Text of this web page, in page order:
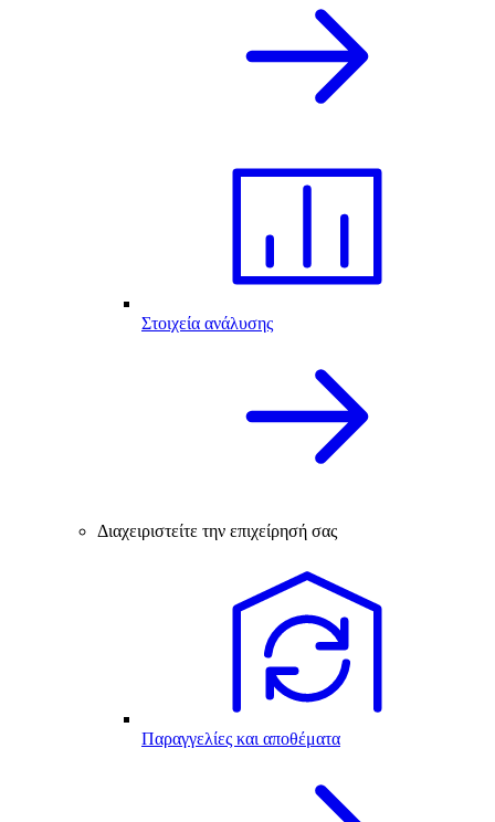
Στοιχεία ανάλυσης
Διαχειριστείτε την επιχείρησή σας
Παραγγελίες και αποθέματα